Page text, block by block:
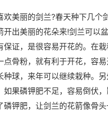
美丽的剑兰?春天种下几个
开出美丽的花朵来!剑兰可以
保证，是很容易开花的。在
点骨粉，就有利于开花，容
种球，来年可以继续栽种。
果磷钾肥不足，容易倒伏，
磷钾肥，让剑兰的花箭像骨